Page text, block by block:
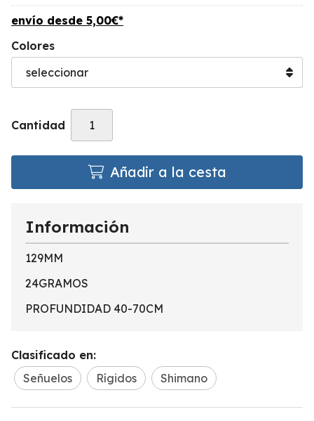
envío desde 5,00€*
Colores
Cantidad
Añadir a la cesta
Información
129MM
24GRAMOS
PROFUNDIDAD 40-70CM
Clasificado en:
Señuelos
Rígidos Shimano